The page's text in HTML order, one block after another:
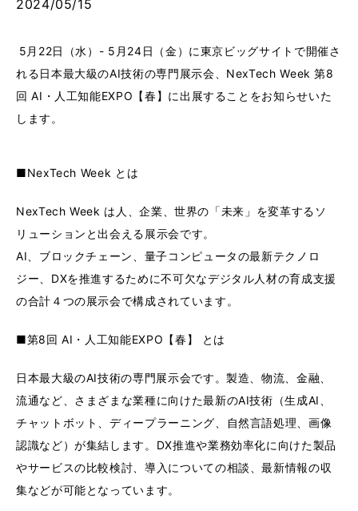
2024/05/15
5⽉22⽇（水）- 5⽉24⽇（金）に東京ビッグサイトで開催さ
れる日本最大級のAI技術の専門展示会、NexTech Week 第8
回 AI・人工知能EXPO【春】に出展することをお知らせいた
します。
■NexTech Week とは
NexTech Week は人、企業、世界の「未来」を変革するソ
リューションと出会える展示会です。
AI、ブロックチェーン、量子コンピュータの最新テクノロ
ジー、DXを推進するために不可欠なデジタル人材の育成支援
の合計４つの展示会で構成されています。
■第8回 AI・人工知能EXPO【春】 とは
日本最大級のAI技術の専門展示会です。製造、物流、金融、
流通など、さまざまな業種に向けた最新のAI技術（生成AI、
チャットボット、ディープラーニング、自然言語処理、画像
認識など）が集結します。DX推進や業務効率化に向けた製品
やサービスの比較検討、導入についての相談、最新情報の収
集などが可能となっています。